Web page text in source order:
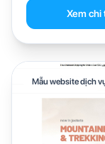
Xem chi
Mẫu website dịch